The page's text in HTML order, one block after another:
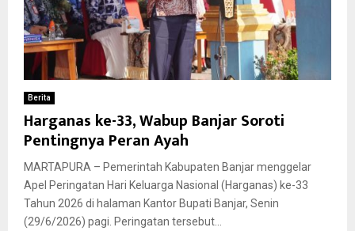
Berita
Harganas ke-33, Wabup Banjar Soroti
Pentingnya Peran Ayah
MARTAPURA – Pemerintah Kabupaten Banjar menggelar
Apel Peringatan Hari Keluarga Nasional (Harganas) ke-33
Tahun 2026 di halaman Kantor Bupati Banjar, Senin
(29/6/2026) pagi. Peringatan tersebut...